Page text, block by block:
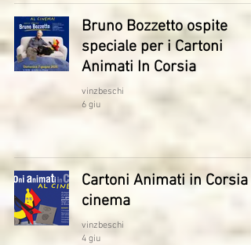
Bruno Bozzetto ospite
speciale per i Cartoni
Animati In Corsia
vinzbeschi
6 giu
Cartoni Animati in Corsia
cinema
vinzbeschi
4 giu